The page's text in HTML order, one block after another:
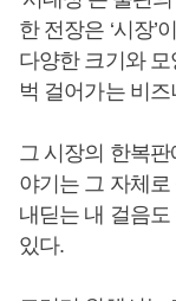
한 전장은 ‘시장’
다양한 크기와
벅 걸어가는 비
그 시장의 한복판
야기는 그 자체
내딛는 내 걸음도
있다.